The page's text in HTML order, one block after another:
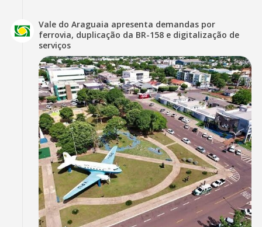
Vale do Araguaia apresenta demandas por
ferrovia, duplicação da BR-158 e digitalização de
serviços